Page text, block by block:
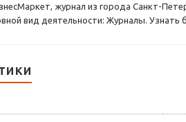
журнал из города Санкт-
вид деятельности: Журналы. Узнать